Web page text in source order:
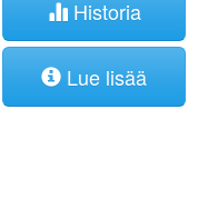
Historia
Lue lisää